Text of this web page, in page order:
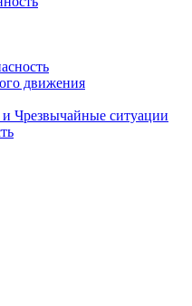
движения
и Чрезвычайные ситуации